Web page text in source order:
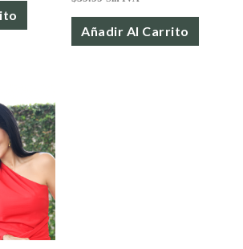
Añadir Al Carrito